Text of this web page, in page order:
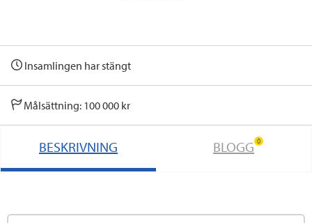
Insamlingen har stängt
Målsättning: 100 000 kr
BESKRIVNING BLOGG 0